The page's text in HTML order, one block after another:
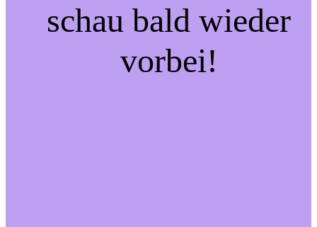
schau bald wieder
vorbei!